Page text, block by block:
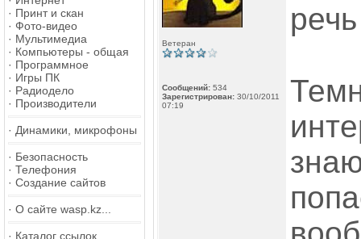
· Принт и скан
· Фото-видео
· Мультимедиа
· Компьютеры - общая
· Программное
· Игры ПК
· Радиодело
· Производители
· Динамики, микрофоны
· Безопасность
· Телефония
· Создание сайтов
· О сайте wasp.kz...
· Каталог ссылок
Ветеран
Сообщений: 534
Зарегистрирован: 30/10/2011
07:19